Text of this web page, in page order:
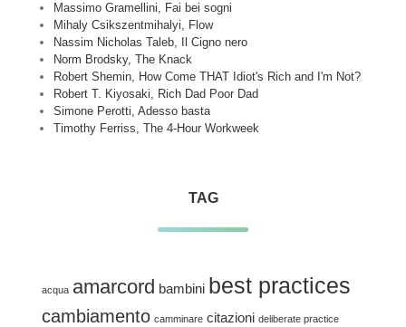
Massimo Gramellini, Fai bei sogni
Mihaly Csikszentmihalyi, Flow
Nassim Nicholas Taleb, Il Cigno nero
Norm Brodsky, The Knack
Robert Shemin, How Come THAT Idiot's Rich and I'm Not?
Robert T. Kiyosaki, Rich Dad Poor Dad
Simone Perotti, Adesso basta
Timothy Ferriss, The 4-Hour Workweek
TAG
acqua amarcord bambini best practices
cambiamento camminare citazioni deliberate practice